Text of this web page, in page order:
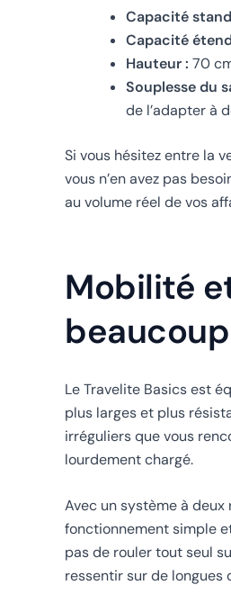
Capacité
Capacité
Hauteur : 70
Souplesse du
de l’adapter à
Si vous hésitez entre la
vous n’en avez pas
au volume réel de vos
Mobilité
Le Travelite Basics est
plus larges et plus
irréguliers que vous
lourdement chargé.
Avec un système à deux
fonctionnement simple
pas de rouler tout seul
ressentir sur de longues